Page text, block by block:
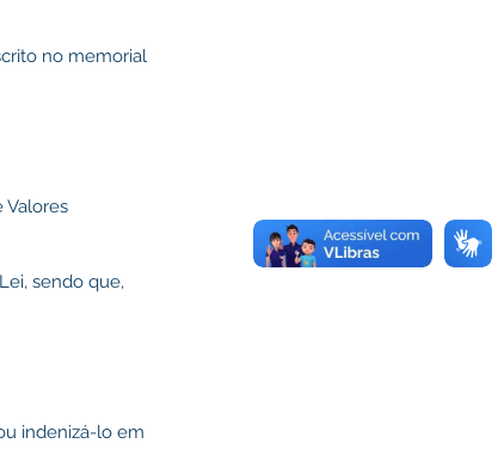
no memorial
Valores
sendo que,
indenizá-lo em